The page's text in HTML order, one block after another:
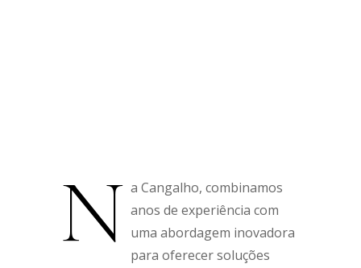
N a Cangalho, combinamos
anos de experiência com
uma abordagem inovadora
para oferecer soluções